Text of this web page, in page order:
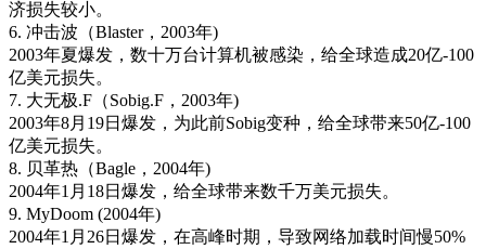
济损失较小。
6. 冲击波（Blaster，2003年)
2003年夏爆发，数十万台计算机被感染，给全球造成20亿-100
亿美元损失。
7. 大无极.F（Sobig.F，2003年)
2003年8月19日爆发，为此前Sobig变种，给全球带来50亿-100
亿美元损失。
8. 贝革热（Bagle，2004年)
2004年1月18日爆发，给全球带来数千万美元损失。
9. MyDoom (2004年)
2004年1月26日爆发，在高峰时期，导致网络加载时间慢50%